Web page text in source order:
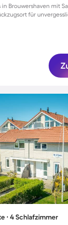
in Brouwershaven mit
für
∙ 4 Schlafzimmer